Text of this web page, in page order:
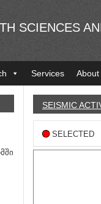
SCIENCES
Services About
SEISMIC
SELECTED